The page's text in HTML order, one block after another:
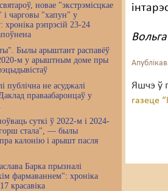
новае "экстрэмісцкае
і чарговы "хапун" у
рэпрэсій 23-24
Былы арыштант распавёў
м у арыштным доме пры
публічна не асуджалі
праваабаронцаў у
суткі ў 2022-м і 2024-
стала", — былы
калонію і арышт пасля
Барка прызналі
фармаваннем": хроніка
красавіка
Яшчэ ў
газеце